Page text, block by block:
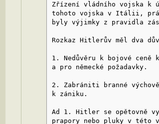
Zřízení vládního vojska k
tohoto vojska v Itálii,
byly výjimky z pravidla
Rozkaz Hitlerův měl dva
1. Nedůvěru k bojové ceně
a pro německé požadavky.
2. Zabrániti branné
k zániku.
Ad 1. Hitler se opětovně
prapory nebo pluky v této